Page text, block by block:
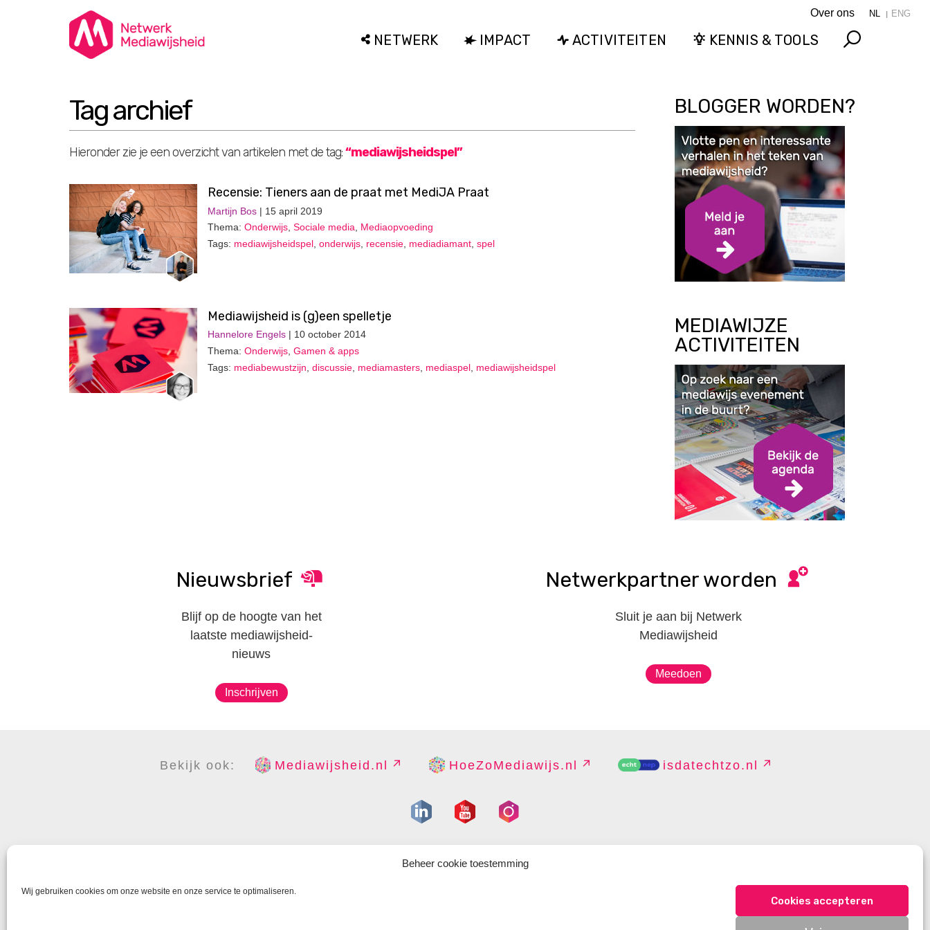
Beheer cookie toestemming
Wij gebruiken cookies om onze website en onze service te optimaliseren.
Cookies accepteren
Over ons NL ENG
NETWERK IMPACT ACTIVITEITEN KENNIS & TOOLS
Tag archief
Hieronder zie je een overzicht van artikelen met de tag:“mediawijsheidspel”
Recensie: Tieners aan de praat met MediJA Praat
Martijn Bos | 15 april 2019
Thema: Onderwijs, Sociale media, Mediaopvoeding
Tags: mediawijsheidspel, onderwijs, recensie, mediadiamant, spel
Mediawijsheid is (g)een spelletje
Hannelore Engels | 10 october 2014
Thema: Onderwijs, Gamen & apps
Tags: mediabewustzijn, discussie, mediamasters, mediaspel, mediawijsheidspel
BLOGGER WORDEN?
MEDIAWIJZE
ACTIVITEITEN
Nieuwsbrief
Blijf op de hoogte van het
laatste mediawijsheid-
nieuws
Inschrijven
Netwerkpartner worden
Sluit je aan bij Netwerk
Mediawijsheid
Meedoen
Bekijk ook: Mediawijsheid.nl HoeZoMediawijs.nl isdatechtzo.nl